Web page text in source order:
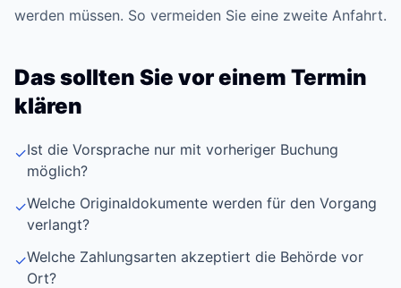
werden müssen. So vermeiden Sie eine zweite Anfahrt.
Das sollten Sie vor einem Termin
klären
✓Ist die Vorsprache nur mit vorheriger Buchung
möglich?
✓Welche Originaldokumente werden für den Vorgang
verlangt?
✓Welche Zahlungsarten akzeptiert die Behörde vor
Ort?